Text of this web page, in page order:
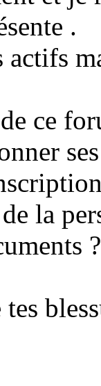
.
ce
la
?